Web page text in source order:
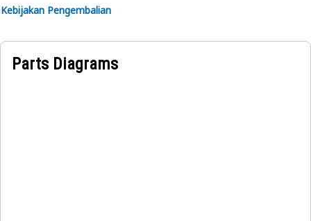
Kebijakan Pengembalian
Parts Diagrams